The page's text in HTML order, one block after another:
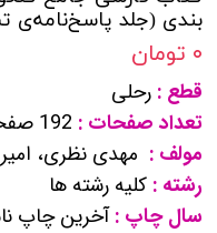
بندی (جلد پاسخ‌نامه‌ی
۰ تومان
قطع : رحلی
تعداد صفحات : 192 صفحه
مولف : مهدی نظری،
رشته : کلیه رشته ها
سال چاپ :آخرین چاپ